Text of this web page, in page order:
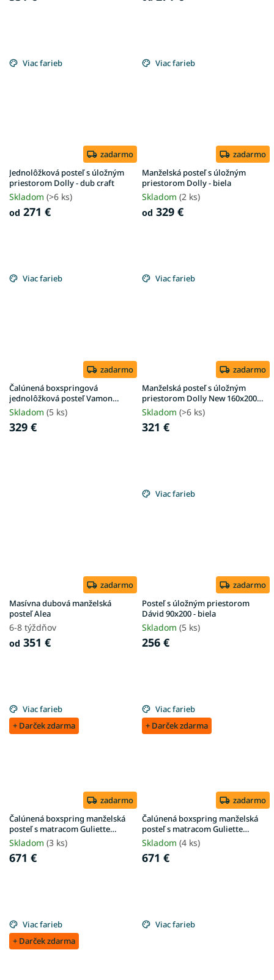
Viac farieb
zadarmo
Jednolôžková posteľ s úložným
priestorom Dolly - dub craft
Skladom (>6 ks)
od 271 €
Viac farieb
zadarmo
Manželská posteľ s úložným
priestorom Dolly - biela
Skladom (2 ks)
od 329 €
Viac farieb
zadarmo
Čalúnená boxspringová
jednolôžková posteľ Vamon
90x200 - krémová
Skladom (5 ks)
329 €
Viac farieb
zadarmo
Manželská posteľ s úložným
priestorom Dolly New 160x200 -
dub craft
Skladom (>6 ks)
321 €
zadarmo
Masívna dubová manželská
posteľ Alea
6-8 týždňov
od 351 €
Viac farieb
zadarmo
Posteľ s úložným priestorom
Dávid 90x200 - biela
Skladom (5 ks)
256 €
Viac farieb
+ Darček zdarma
zadarmo
Čalúnená boxspring manželská
posteľ s matracom Guliette
180x200 - béžová
Skladom (3 ks)
671 €
Viac farieb
+ Darček zdarma
zadarmo
Čalúnená boxspring manželská
posteľ s matracom Guliette
180x200 - sivá
Skladom (4 ks)
671 €
Viac farieb
+ Darček zdarma
Viac farieb